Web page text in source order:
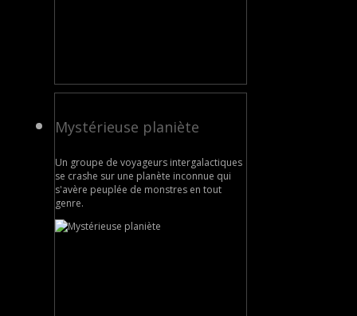
Mystérieuse planiète
Un groupe de voyageurs intergalactiques
se crashe sur une planète inconnue qui
s'avère peuplée de monstres en tout
genre.